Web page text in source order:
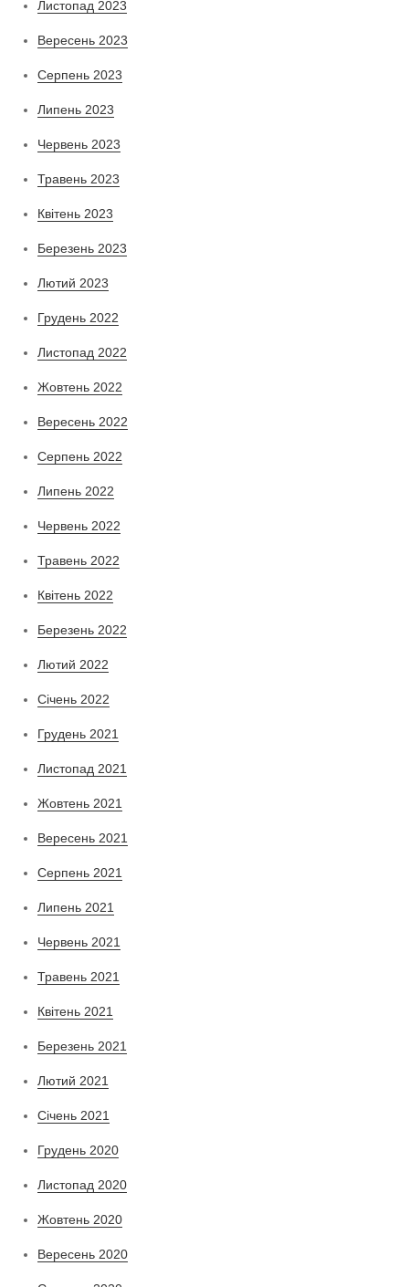
Листопад 2023
Вересень 2023
Серпень 2023
Липень 2023
Червень 2023
Травень 2023
Квітень 2023
Березень 2023
Лютий 2023
Грудень 2022
Листопад 2022
Жовтень 2022
Вересень 2022
Серпень 2022
Липень 2022
Червень 2022
Травень 2022
Квітень 2022
Березень 2022
Лютий 2022
Січень 2022
Грудень 2021
Листопад 2021
Жовтень 2021
Вересень 2021
Серпень 2021
Липень 2021
Червень 2021
Травень 2021
Квітень 2021
Березень 2021
Лютий 2021
Січень 2021
Грудень 2020
Листопад 2020
Жовтень 2020
Вересень 2020